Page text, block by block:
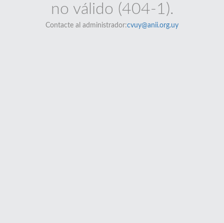
no válido (404-1).
Contacte al administrador:cvuy@anii.org.uy